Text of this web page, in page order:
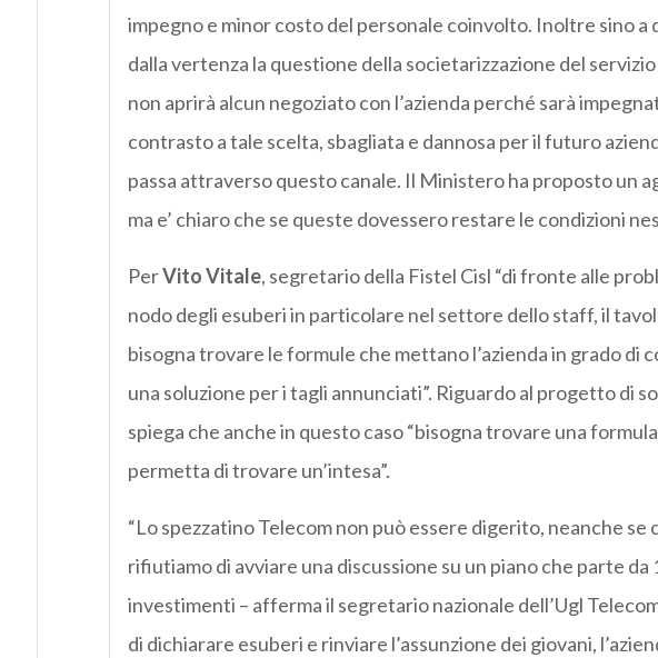
impegno e minor costo del personale coinvolto. Inoltre sino a
dalla vertenza la questione della societarizzazione del
non aprirà alcun negoziato con l’azienda perché sarà
contrasto a tale scelta, sbagliata e dannosa per il futuro
passa attraverso questo canale. Il Ministero ha proposto un
ma e’ chiaro che se queste dovessero restare le condizioni
PerVito Vitale, segretario della Fistel Cisl “di fronte alle
nodo degli esuberi in particolare nel settore dello staff, il
bisogna trovare le formule che mettano l’azienda in grado di
una soluzione per i tagli annunciati”. Riguardo al progetto di
spiega che anche in questo caso “bisogna trovare una
permetta di trovare un’intesa”.
“Lo spezzatino Telecom non può essere digerito, neanche se
rifiutiamo di avviare una discussione su un piano che parte
investimenti – afferma il segretario nazionale dell’Ugl
di dichiarare esuberi e rinviare l’assunzione dei giovani,